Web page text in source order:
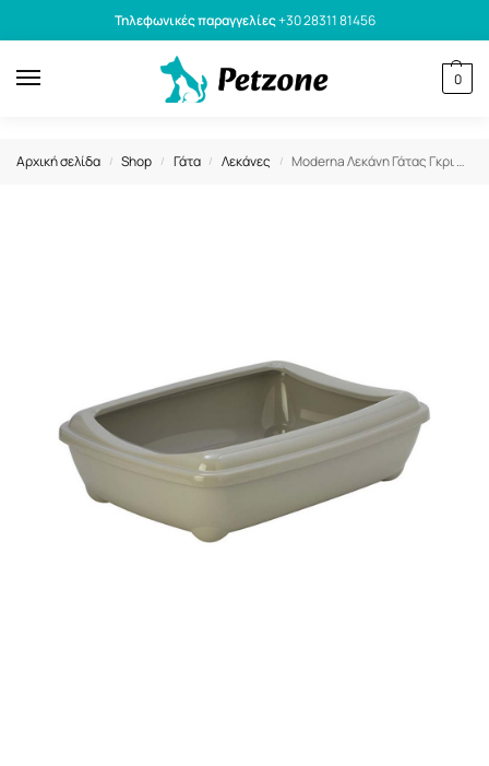
Τηλεφωνικές παραγγελίες+30 28311 81456
0
Αρχική σελίδα / Shop / Γάτα / Λεκάνες / Moderna Λεκάνη Γάτας Γκρι 57cm x 37cm